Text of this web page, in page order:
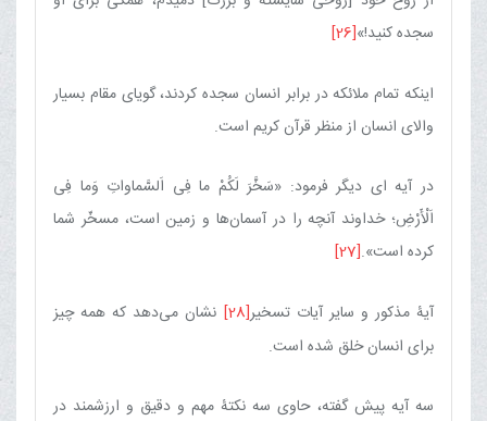
سجده كنید!»[26]
اینكه تمام ملائكه در برابر انسان سجده كردند، گویای مقام بسیار
والای انسان از منظر قرآن كریم است.
در آیه ای دیگر فرمود: «سَخَّرَ لَكُمْ ما فِی اَلسَّماواتِ وَما فِی
اَلْأَرْضِ‌؛ خداوند آنچه را در آسمان‌ها و زمین است، مسخّر شما
كرده است».[27]
آیۀ مذكور و سایر آیات تسخیر[28] نشان می‌دهد كه همه چیز
برای انسان خلق شده است.
سه آیه پیش گفته، حاوی سه نكتۀ مهم و دقیق و ارزشمند در